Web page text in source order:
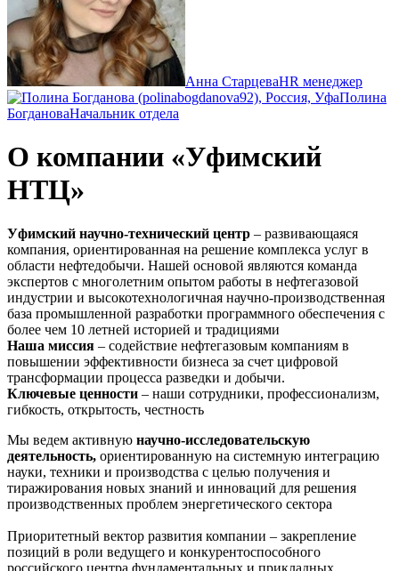
Анна СтарцеваHR менеджер
Полина
БогдановаНачальник отдела
О компании «Уфимский
НТЦ»
Уфимский научно-технический центр – развивающаяся
компания, ориентированная на решение комплекса услуг в
области нефтедобычи. Нашей основой являются команда
экспертов с многолетним опытом работы в нефтегазовой
индустрии и высокотехнологичная научно-производственная
база промышленной разработки программного обеспечения с
более чем 10 летней историей и традициями
Наша миссия – содействие нефтегазовым компаниям в
повышении эффективности бизнеса за счет цифровой
трансформации процесса разведки и добычи.
Ключевые ценности – наши сотрудники, профессионализм,
гибкость, открытость, честность
Мы ведем активную научно-исследовательскую
деятельность, ориентированную на системную интеграцию
науки, техники и производства с целью получения и
тиражирования новых знаний и инноваций для решения
производственных проблем энергетического сектора
Приоритетный вектор развития компании – закрепление
позиций в роли ведущего и конкурентоспособного
российского центра фундаментальных и прикладных